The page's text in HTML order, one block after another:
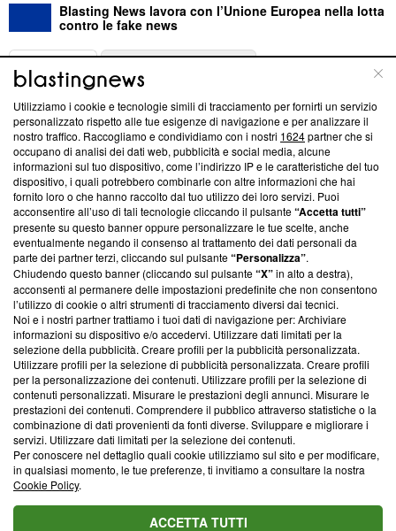
Blasting News lavora con l’Unione Europea nella lotta
contro le fake news
ABOUT
Questa sezione offre informazioni trasparenti su Blasting
News, sui nostri processi editoriali e su come ci impegniamo a
creare news di qualità. Inoltre, afferma la nostra aderenza a
‘Trust Project - News with Integrity’Blasting News non è
ancora membro del programma, ma ha richiesto di farne
parte; Trust Project non ha ancora effettuato una verifica di
conformità agli standard.
Su di noi
Team editoriale
Corporate
Redazione
Informativa Privacy
Cookie Policy
Blasting SA, IDI CHE-247.845.224, Via Carlo Frasca, 3 - 6900
Lugano (Svizzera) Tel:+39 0690258937
© 2026 Blasting News
Utilizziamo i cookie e tecnologie simili di tracciamento per fornirti un servizio
personalizzato rispetto alle tue esigenze di navigazione e per analizzare il
nostro traffico. Raccogliamo e condividiamo con i nostri 1624partner che si
occupano di analisi dei dati web, pubblicità e social media, alcune
informazioni sul tuo dispositivo, come l’indirizzo IP e le caratteristiche del tuo
dispositivo, i quali potrebbero combinarle con altre informazioni che hai
fornito loro o che hanno raccolto dal tuo utilizzo dei loro servizi. Puoi
acconsentire all’uso di tali tecnologie cliccando il pulsante“Accetta tutti”
presente su questo banner oppure personalizzare le tue scelte, anche
eventualmente negando il consenso al trattamento dei dati personali da
parte dei partner terzi, cliccando sul pulsante“Personalizza”.
Chiudendo questo banner (cliccando sul pulsante“X”in alto a destra),
acconsenti al permanere delle impostazioni predefinite che non consentono
l’utilizzo di cookie o altri strumenti di tracciamento diversi dai tecnici.
Noi e i nostri partner trattiamo i tuoi dati di navigazione per: Archiviare
informazioni su dispositivo e/o accedervi. Utilizzare dati limitati per la
selezione della pubblicità. Creare profili per la pubblicità personalizzata.
Utilizzare profili per la selezione di pubblicità personalizzata. Creare profili
per la personalizzazione dei contenuti. Utilizzare profili per la selezione di
contenuti personalizzati. Misurare le prestazioni degli annunci. Misurare le
prestazioni dei contenuti. Comprendere il pubblico attraverso statistiche o la
combinazione di dati provenienti da fonti diverse. Sviluppare e migliorare i
servizi. Utilizzare dati limitati per la selezione dei contenuti.
Per conoscere nel dettaglio quali cookie utilizziamo sul sito e per modificare,
in qualsiasi momento, le tue preferenze, ti invitiamo a consultare la nostra
Cookie Policy.
ACCETTA TUTTI